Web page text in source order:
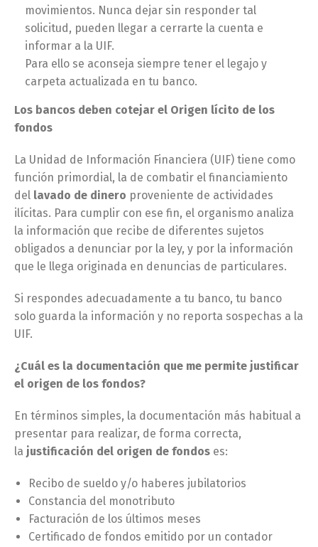
movimientos. Nunca dejar sin responder tal
solicitud, pueden llegar a cerrarte la cuenta e
informar a la UIF.
Para ello se aconseja siempre tener el legajo y
carpeta actualizada en tu banco.
Los bancos deben cotejar el Origen lícito de los
fondos
La Unidad de Información Financiera (UIF) tiene como
función primordial, la de combatir el financiamiento
del lavado de dinero proveniente de actividades
ilícitas. Para cumplir con ese fin, el organismo analiza
la información que recibe de diferentes sujetos
obligados a denunciar por la ley, y por la información
que le llega originada en denuncias de particulares.
Si respondes adecuadamente a tu banco, tu banco
solo guarda la información y no reporta sospechas a la
UIF.
¿Cuál es la documentación que me permite justificar
el origen de los fondos?
En términos simples, la documentación más habitual a
presentar para realizar, de forma correcta,
la justificación del origen de fondos es:
Recibo de sueldo y/o haberes jubilatorios
Constancia del monotributo
Facturación de los últimos meses
Certificado de fondos emitido por un contador